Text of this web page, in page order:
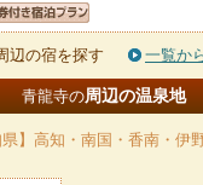
辺の宿を探す 一覧か
青龍寺の周辺の温泉地
】高知・南国・香南・伊